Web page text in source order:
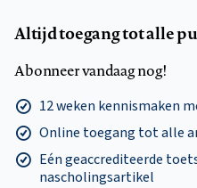
Altijd toegang tot alle
Abonneer vandaag nog!
12 weken kennismaken
Online toegang tot alle
Eén geaccrediteerde
nascholingsartikel